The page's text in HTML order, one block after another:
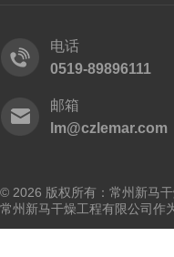
电话
0519-89896111
邮箱
lm@czlemar.com
© 2026 版权所有：常州新马
常州新马干燥工程有限公司作